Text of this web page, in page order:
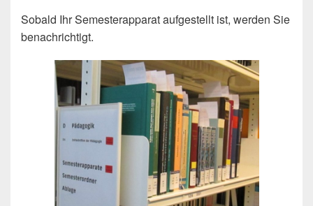
Sobald Ihr Semesterapparat aufgestellt ist, werden Sie
benachrichtigt.